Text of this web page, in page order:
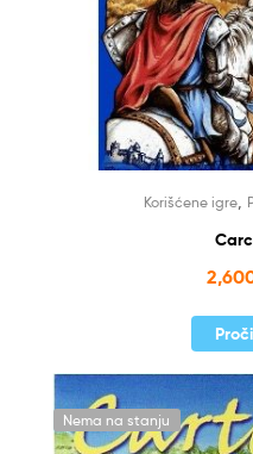
Korišćene igre
Nema na stanju